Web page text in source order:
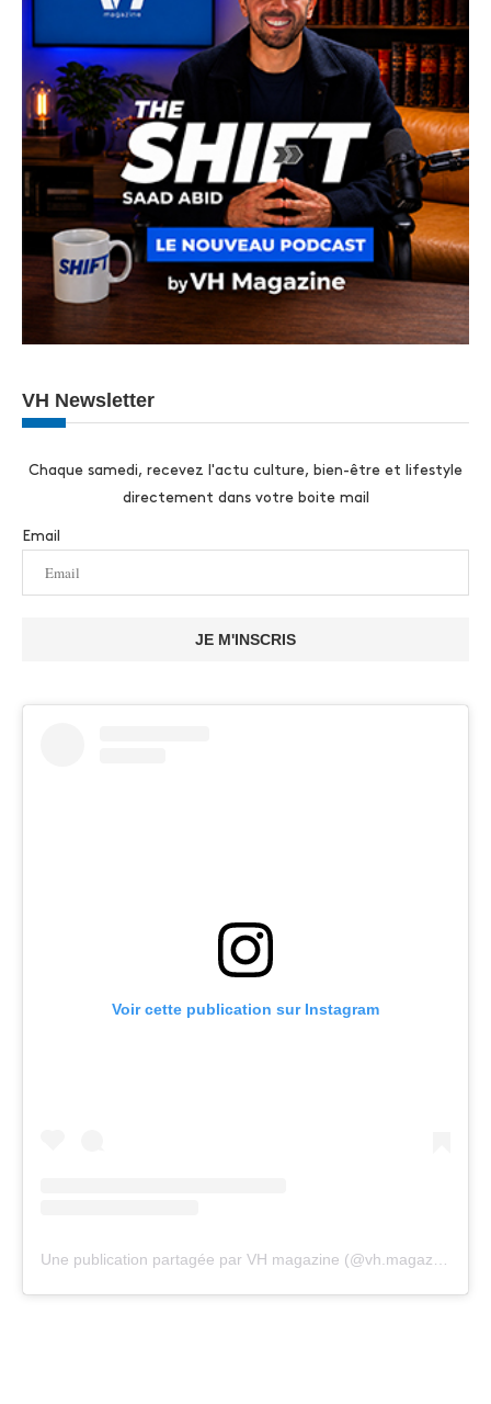
VH Newsletter
Chaque samedi, recevez l'actu culture, bien-être et lifestyle
directement dans votre boite mail
Email
JE M'INSCRIS
Voir cette publication sur Instagram
Une publication partagée par VH magazine (@vh.magazine)